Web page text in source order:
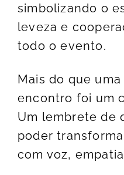
simbolizando o
leveza e
todo o evento.
Mais do que
encontro foi um
Um lembrete de
poder
com voz,